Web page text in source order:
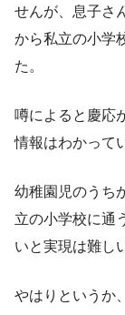
せんが、息子さ
から私立の小学
た。
噂によると慶応
情報はわかって
幼稚園児のうち
立の小学校に通
いと実現は難し
やはりというか